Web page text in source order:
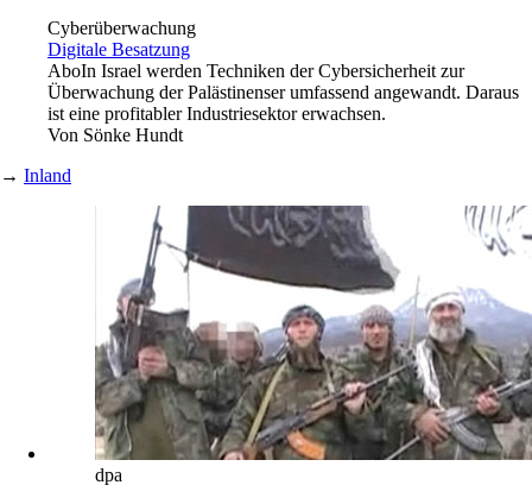
Cyberüberwachung
Digitale Besatzung
AboIn Israel werden Techniken der Cybersicherheit zur
Überwachung der Palästinenser umfassend angewandt. Daraus
ist eine profitabler Industriesektor erwachsen.
Von Sönke Hundt
→ Inland
dpa